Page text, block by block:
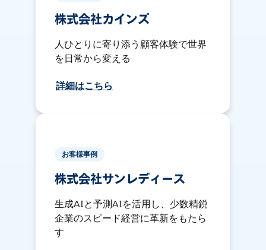
株式会社カインズ
人ひとりに寄り添う顧客体験で世界
を日常から変える
詳細はこちら
お客様事例
株式会社サンレディース
生成AIと予測AIを活用し、少数精鋭
企業のスピード経営に革新をもたら
す